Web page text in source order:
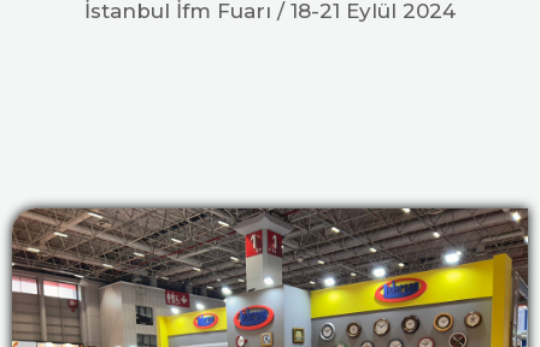
İstanbul İfm Fuarı / 18-21 Eylül 2024